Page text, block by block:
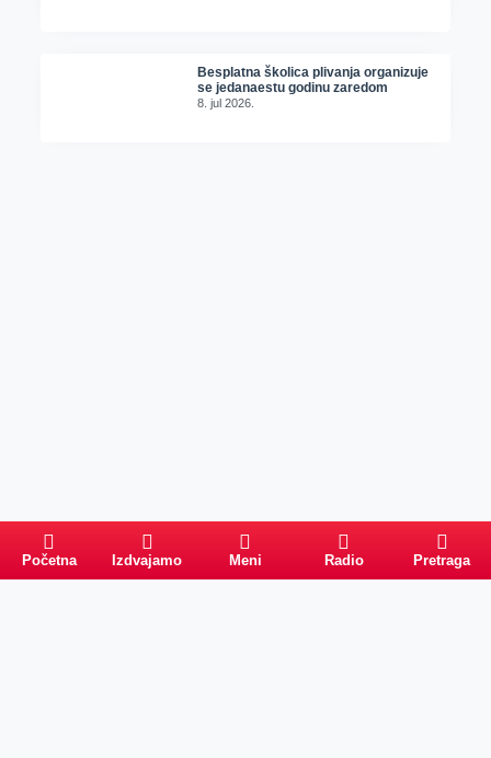
Besplatna školica plivanja organizuje
se jedanaestu godinu zaredom
8. jul 2026.
Početna Izdvajamo Meni Radio Pretraga